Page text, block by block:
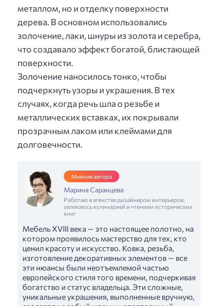
металлом, но и отделку поверхности
дерева. В основном использовались
золочение, лаки, шнуры из золота и серебра,
что создавало эффект богатой, блистающей
поверхности.
Золочение наносилось тонко, чтобы
подчеркнуть узоры и украшения. В тех
случаях, когда речь шла о резьбе и
металлических вставках, их покрывали
прозрачным лаком или клеймами для
долговечности.
Мнение автора
Марина Саранцева
Работаю в агенстве дизайнером интерьеров,
увлекаюсь кулинарией и чтением исторических
книг
Мебель XVIII века — это настоящее полотно, на
котором проявилось мастерство для тех, кто
ценил красоту и искусство. Ковка, резьба,
изготовление декоративных элементов — все
эти нюансы были неотъемлемой частью
европейского стиля того времени, подчеркивая
богатство и статус владельца. Эти сложные,
уникальные украшения, выполненные вручную,